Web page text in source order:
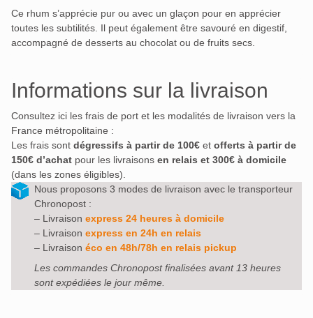
Ce rhum s’apprécie pur ou avec un glaçon pour en apprécier
toutes les subtilités. Il peut également être savouré en digestif,
accompagné de desserts au chocolat ou de fruits secs.
Informations sur la livraison
Consultez ici les frais de port et les modalités de livraison vers la
France métropolitaine :
Les frais sont dégressifs à partir de 100€ et offerts à partir de
150€ d’achat pour les livraisons en relais et 300€ à domicile
(dans les zones éligibles).
Nous proposons 3 modes de livraison avec le transporteur
Chronopost :
– Livraison express 24 heures à domicile
– Livraison express en 24h en relais
– Livraison éco en 48h/78h en relais pickup
Les commandes Chronopost finalisées avant 13 heures
sont expédiées le jour même.